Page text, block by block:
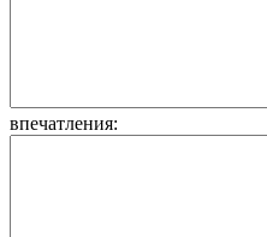
впечатления: